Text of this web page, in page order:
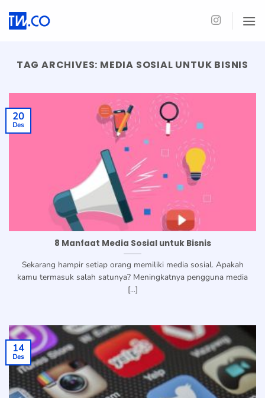
TAG ARCHIVES: MEDIA SOSIAL UNTUK BISNIS
8 Manfaat Media Sosial untuk Bisnis
Sekarang hampir setiap orang memiliki media sosial. Apakah
kamu termasuk salah satunya? Meningkatnya pengguna media
[...]
20
Des
14
Des